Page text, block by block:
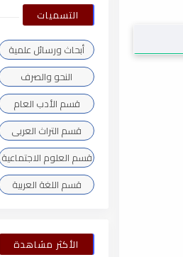
التسميات
أبحاث ورسائل علمية
النحو والصرف
قسم الأدب العام
قسم التراث العربى
قسم العلوم الاجتماعية
قسم اللغة العربية
الأكثر مشاهدة